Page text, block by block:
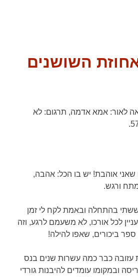
השושנים
לאור: אמא אדמה, תרגום: לא
שאני אוהבת! יש בו הכל: אהבה,
ורגש.
בהתחלה ובאמת לקח לי זמן
לכל אורכו, לא משעמם לרגע, וזה
ספר ביכורים, שאפו להילה!
עזובה כבר כמה עשרות שנים בנס
ובמקומו עומדים להיבנות גורדי